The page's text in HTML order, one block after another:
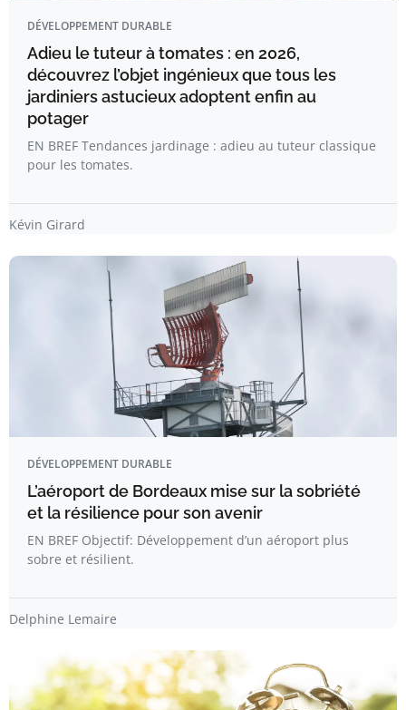
DÉVELOPPEMENT DURABLE
Adieu le tuteur à tomates : en 2026,
découvrez l’objet ingénieux que tous les
jardiniers astucieux adoptent enfin au
potager
EN BREF Tendances jardinage : adieu au tuteur classique
pour les tomates.
Kévin Girard
DÉVELOPPEMENT DURABLE
L’aéroport de Bordeaux mise sur la sobriété
et la résilience pour son avenir
EN BREF Objectif: Développement d’un aéroport plus
sobre et résilient.
Delphine Lemaire